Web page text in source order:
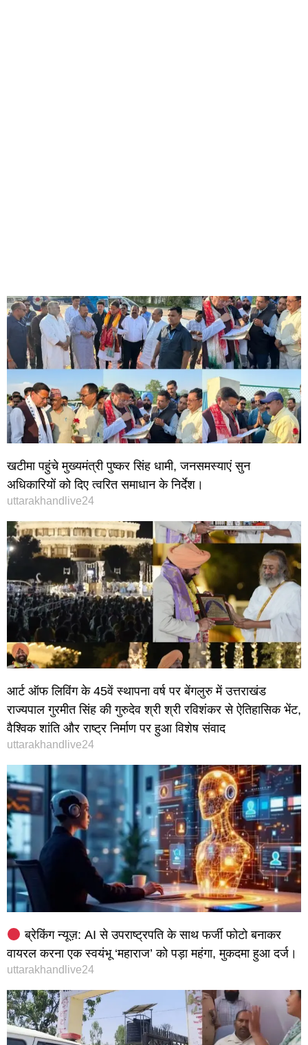
खटीमा पहुंचे मुख्यमंत्री पुष्कर सिंह धामी, जनसमस्याएं सुन
अधिकारियों को दिए त्वरित समाधान के निर्देश।
uttarakhandlive24
आर्ट ऑफ लिविंग के 45वें स्थापना वर्ष पर बेंगलुरु में उत्तराखंड
राज्यपाल गुरमीत सिंह की गुरुदेव श्री श्री रविशंकर से ऐतिहासिक भेंट,
वैश्विक शांति और राष्ट्र निर्माण पर हुआ विशेष संवाद
uttarakhandlive24
ब्रेकिंग न्यूज़: AI से उपराष्ट्रपति के साथ फर्जी फोटो बनाकर
वायरल करना एक स्वयंभू ‘महाराज’ को पड़ा महंगा, मुकदमा हुआ दर्ज।
uttarakhandlive24